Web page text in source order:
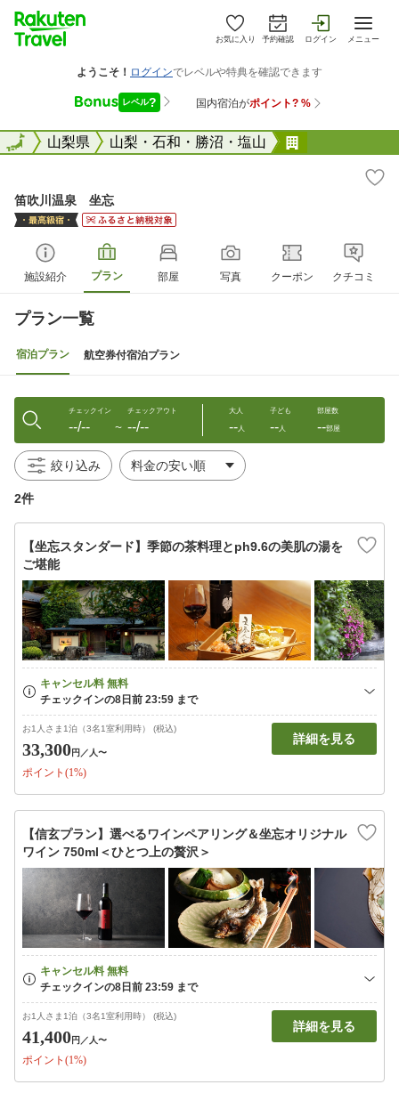
お気に入り 予約確認 ログイン メニュー
全国山梨県 山梨・石和・勝沼・塩山
全国
笛吹川温泉 坐忘
施設紹介 プラン 部屋 写真 クーポン クチコミ
プラン一覧
宿泊プラン 航空券付宿泊プラン
チェックイン
--/-- 〜
チェックアウト
--/--
大人
--人
子ども
--人
部屋数
--部屋
絞り込み
2件
【坐忘スタンダード】季節の茶料理とph9.6の美肌の湯を
ご堪能
お1人さま1泊（3名1室利用時） (税込)
33,300円 ／人〜
ポイント(1%)
詳細を見る
【信玄プラン】選べるワインペアリング＆坐忘オリジナル
ワイン 750ml＜ひとつ上の贅沢＞
お1人さま1泊（3名1室利用時） (税込)
41,400円 ／人〜
ポイント(1%)
詳細を見る